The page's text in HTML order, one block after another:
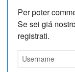
Per poter
Se sei giá
registrati.